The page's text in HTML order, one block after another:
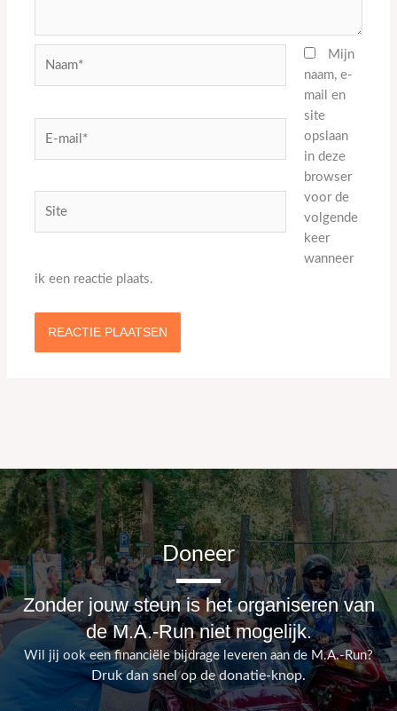
Mijn
naam, e-
mail en
site
opslaan
in deze
browser
voor de
volgende
keer
wanneer
ik een reactie plaats.
Doneer
Zonder jouw steun is het organiseren van
de M.A.-Run niet mogelijk.
Wil jij ook een financiële bijdrage leveren aan de M.A.-Run?
Druk dan snel op de donatie-knop.